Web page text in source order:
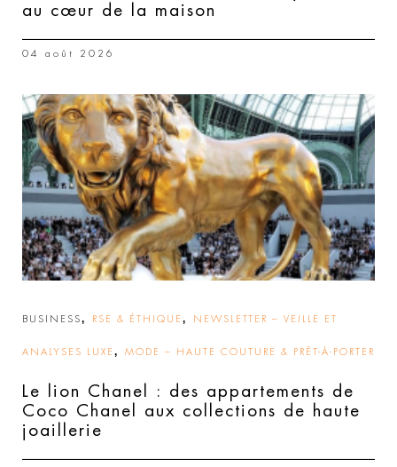
au cœur de la maison
04 août 2026
BUSINESS, RSE & ÉTHIQUE , NEWSLETTER – VEILLE ET
ANALYSES LUXE , MODE – HAUTE COUTURE & PRÊT-À-PORTER
Le lion Chanel : des appartements de
Coco Chanel aux collections de haute
joaillerie